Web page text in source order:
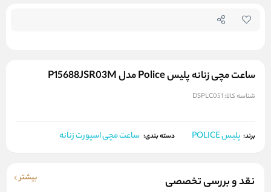
ساعت مچی زنانه پلیس Police مدل P15688JSR03M
شناسه کالا: DSPLC051
برند: پلیس POLICE دسته بندی: ساعت مچی اسپورت زنانه
نقد و بررسی تخصصی بیشتر